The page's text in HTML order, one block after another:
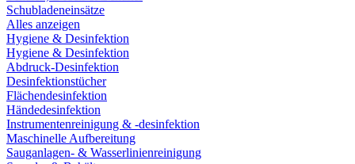
Schubladeneinsätze
Alles anzeigen
Hygiene & Desinfektion
Hygiene & Desinfektion
Abdruck-Desinfektion
Desinfektionstücher
Flächendesinfektion
Händedesinfektion
Instrumentenreinigung & -desinfektion
Maschinelle Aufbereitung
Sauganlagen- & Wasserlinienreinigung